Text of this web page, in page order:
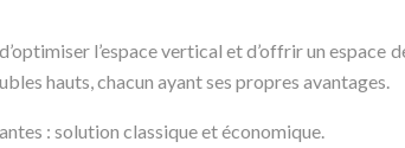
l’espace vertical et d’offrir un
hauts, chacun ayant ses propres avantages.
: solution classique et économique.